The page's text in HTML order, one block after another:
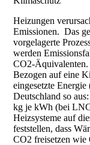
Heizungen
Emissionen. Das
vorgelagerte
werden
CO2-Äquivalenten.
Bezogen auf eine
eingesetzte
Deutschland so
kg je kWh (bei
Heizsysteme auf
feststellen, dass
CO2 freisetzen wie